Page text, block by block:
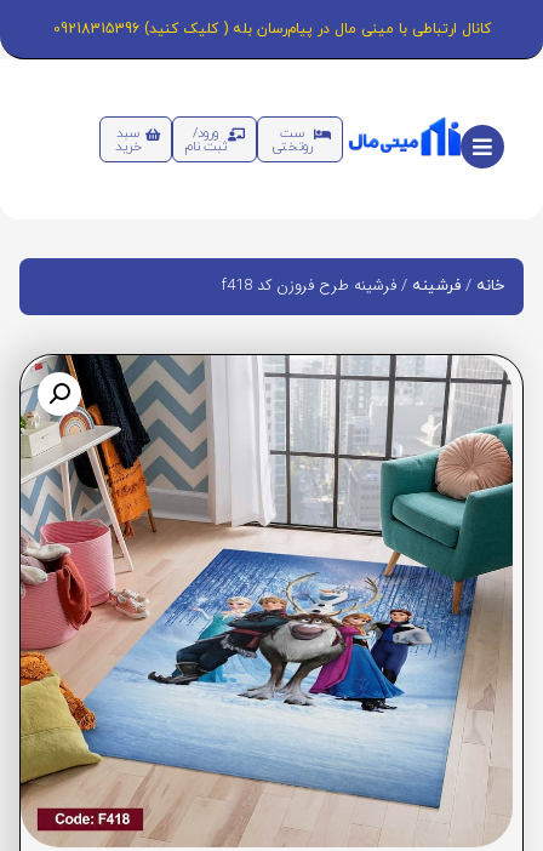
کانال ارتباطی با مینی مال در پیام‌رسان بله ( کلیک کنید) 09218315396
ست
روتختی
ورود/
ثبت نام
سبد
خرید
خانه / فرشینه / فرشینه طرح فروزن کد f418